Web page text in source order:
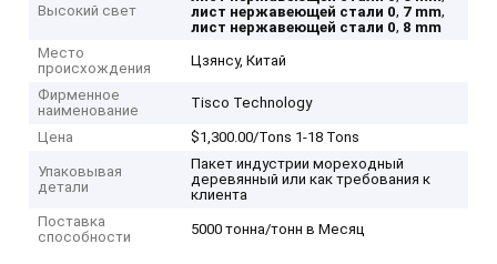
Высокий свет
лист нержавеющей стали 0, 7 mm,
лист нержавеющей стали 0, 8 mm
Место
происхождения
Цзянсу, Китай
Фирменное
наименование
Tisco Technology
Цена $1,300.00/Tons 1-18 Tons
Упаковывая
детали
Пакет индустрии мореходный
деревянный или как требования к
клиента
Поставка
способности
5000 тонна/тонн в Месяц